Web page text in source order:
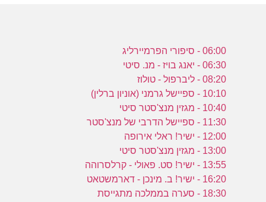
06:00 - סיפורי הפרמיירליג
06:30 - יאנג בויז - מנ. סיטי
08:20 - ליברפול - טולוז
10:10 - ספיישל גרמני (אוניון ברלין)
10:40 - מגזין מנצ'סטר סיטי
11:30 - ספיישל הדרבי של מנצ'סטר
12:00 - ישיר! ראלי אירופה
13:00 - מגזין מנצ'סטר סיטי
13:55 - ישיר! סט. פאולי - קרלסרוהה
16:20 - ישיר! ב. מינכן - דארמשטאט
18:30 - סערה בממלכה מתגייסת